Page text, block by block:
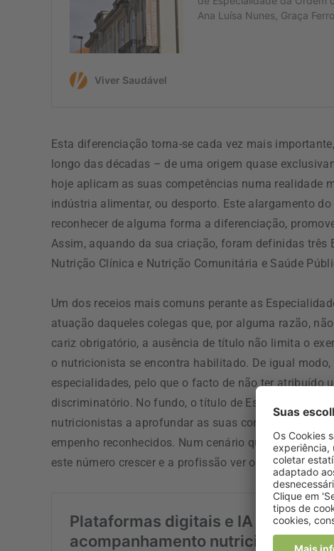
Esta diferenciação torna-se cada vez mais
longo das décadas – de uma origem quase
hoje aplicam as suas competências numa realidade
indústria alimentar, ou desporto. Este alargamento
reconhecer de alguma forma a diferenciação,
Assim, aquando da sua criação, foram definidas três
Nutrição Clínica e Nutrição Comunitária e Saúde
Um dos receios mais comuns perante as
atuação daqueles colegas que, por alguma razão,
cariz obrigatório, a ausência de título não limita o
o nutricionista se encontra habilitado. De igual
especialidades, pelo que o facto de não ter atribuído
discriminatório. No fundo, o título de Especialista
nutricionistas a aprofundar as suas competências e
empenho reconhecidos. Num cenário que 12% dos
este número crescer e a profissão ver o seu